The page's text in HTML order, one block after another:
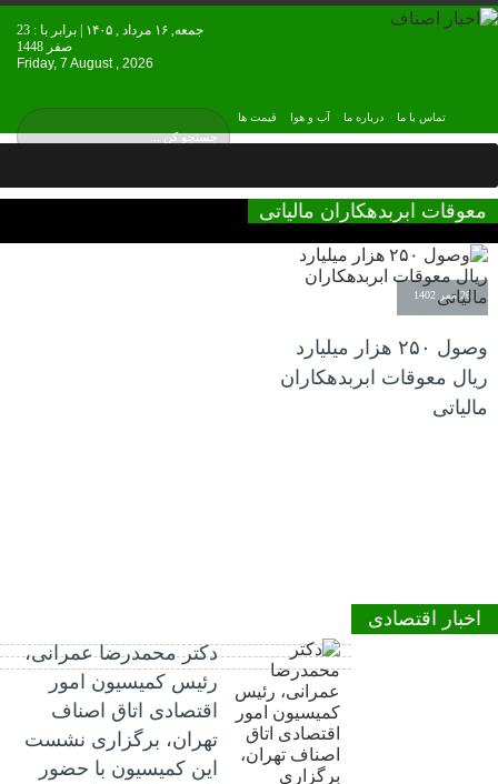
قیمت ها آب و هوا درباره ما تماس با ما
جمعه, ۱۶ مرداد , ۱۴۰۵ | برابر با : 23
صفر 1448
Friday, 7 August , 2026
معوقات ابربدهکاران مالیاتی
26 مهر 1402
وصول ۲۵۰ هزار میلیارد
ریال معوقات ابربدهکاران
مالیاتی
اخبار اقتصادی
دکتر محمدرضا عمرانی،
رئیس کمیسیون امور
اقتصادی اتاق اصناف
تهران، برگزاری نشست
این کمیسیون با حضور